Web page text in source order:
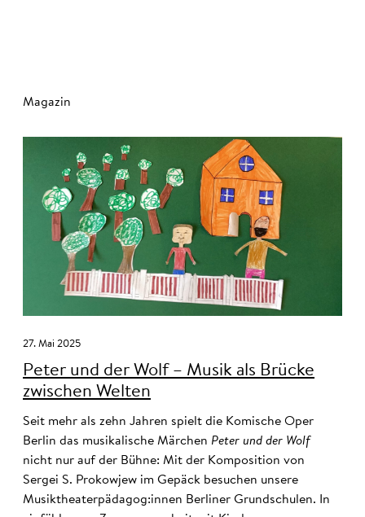
Magazin
27. Mai 2025
Peter und der Wolf – Musik als Brücke
zwischen Welten
Seit mehr als zehn Jahren spielt die Komische Oper
Berlin das musikalische Märchen Peter und der Wolf
nicht nur auf der Bühne: Mit der Komposition von
Sergei S. Prokowjew im Gepäck besuchen unsere
Musiktheaterpädagog:innen Berliner Grundschulen. In